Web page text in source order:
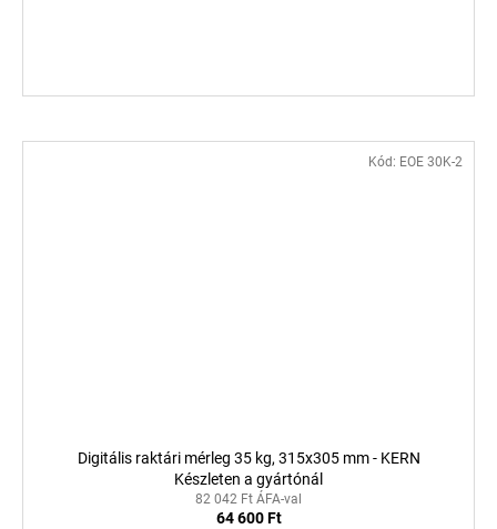
Digitális raktári mérleg 35 kg, 315x305 mm - KERN
Készleten a gyártónál
82 042 Ft ÁFA-val
64 600 Ft
Kód: EOE 30K-2